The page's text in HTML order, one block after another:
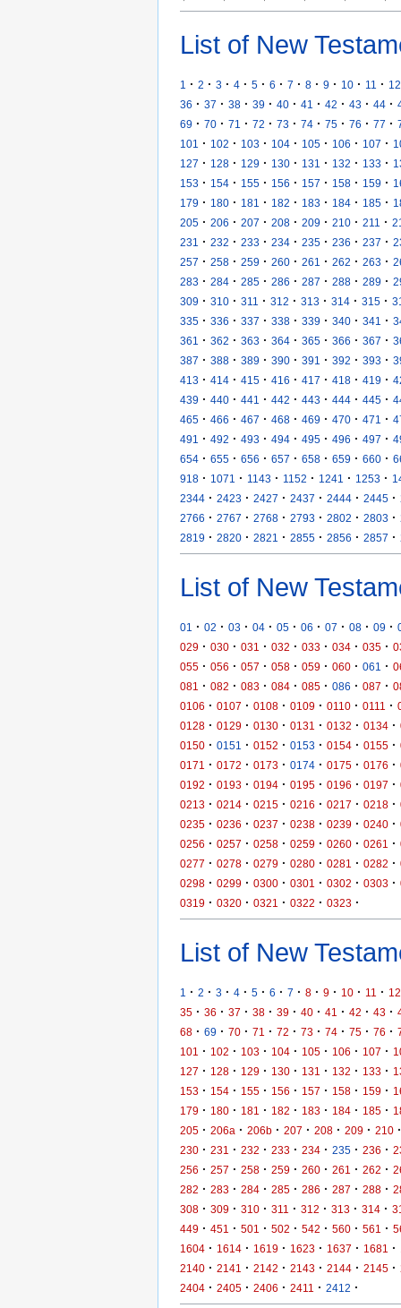
List of New
1 · 2 · 3 · 4 · 5 · 6 · 7 · 8 · 9 · 10 · 11 · 12
36 · 37 · 38 · 39 · 40 · 41 · 42 · 43 · 44 ·
69 · 70 · 71 · 72 · 73 · 74 · 75 · 76 · 77 ·
101
· 102 · 103 · 104 · 105 · 106 · 107 ·
127 · 128 · 129 · 130 · 131 · 132 · 133 ·
153 · 154 · 155 · 156 · 157 · 158 · 159 ·
179 · 180 · 181 · 182 · 183 · 184 · 185 ·
205 · 206 · 207 · 208 · 209 · 210 · 211 ·
231
· 232 · 233 · 234 · 235 · 236 · 237 ·
257 · 258 · 259 · 260 · 261 · 262 · 263 ·
283 · 284 · 285 · 286 · 287 · 288 · 289 ·
309 · 310 · 311 · 312 · 313 · 314 · 315 ·
335 · 336 · 337 · 338 · 339 · 340 · 341 ·
361
· 362 · 363 · 364 · 365 · 366 · 367 ·
387 · 388 · 389 · 390 · 391 · 392 · 393 ·
413 · 414 · 415 · 416 · 417 · 418 · 419 ·
439 · 440 · 441 · 442 · 443 · 444 · 445 ·
465 · 466 · 467 · 468 · 469 · 470 · 471 ·
491
· 492 · 493 · 494 · 495 · 496 · 497 ·
654 · 655 · 656 · 657 · 658 · 659 · 660 ·
918 · 1071 · 1143 · 1152 · 1241 · 1253 ·
2344 · 2423 · 2427 · 2437 · 2444 · 2445 ·
2766 · 2767 · 2768 · 2793 · 2802 · 2803 ·
2819 · 2820 · 2821 · 2855 · 2856 · 2857 ·
List of New
01 · 02 · 03 · 04 · 05 · 06 · 07 · 08 · 09 ·
029 · 030 · 031 · 032 · 033 · 034 · 035 ·
055 · 056 · 057 · 058 · 059 · 060 · 061 ·
081
· 082 · 083 · 084 · 085 · 086 · 087 ·
0106 · 0107 · 0108 · 0109 · 0110 · 0111 ·
0128 · 0129 · 0130 · 0131 · 0132 · 0134 ·
0150 · 0151 · 0152 · 0153 · 0154 · 0155 ·
0171
· 0172 · 0173 · 0174 · 0175 · 0176 ·
0192 · 0193 · 0194 · 0195 · 0196 · 0197 ·
0213 · 0214 · 0215 · 0216 · 0217 · 0218 ·
0235 · 0236 · 0237 · 0238 · 0239 · 0240 ·
0256 · 0257 · 0258 · 0259 · 0260 · 0261 ·
0277 · 0278 · 0279 · 0280 · 0281 · 0282 ·
0298 · 0299 · 0300 · 0301 · 0302 · 0303 ·
0319 · 0320 · 0321 · 0322 · 0323 ·
List of New
1 · 2 · 3 · 4 · 5 · 6 · 7 · 8 · 9 · 10 · 11 · 12
35 · 36 · 37 · 38 · 39 · 40 · 41 · 42 · 43 ·
68 · 69 · 70 · 71 · 72 · 73 · 74 · 75 · 76 ·
101
· 102 · 103 · 104 · 105 · 106 · 107 ·
127 · 128 · 129 · 130 · 131 · 132 · 133 ·
153 · 154 · 155 · 156 · 157 · 158 · 159 ·
179 · 180 · 181 · 182 · 183 · 184 · 185 ·
205 · 206a · 206b · 207 · 208 · 209 · 210 ·
230 · 231 · 232 · 233 · 234 · 235 · 236 ·
256 · 257 · 258 · 259 · 260 · 261 · 262 ·
282 · 283 · 284 · 285 · 286 · 287 · 288 ·
308 · 309 · 310 · 311 · 312 · 313 · 314 ·
449 · 451 · 501 · 502 · 542 · 560 · 561 ·
1604 · 1614 · 1619 · 1623 · 1637 · 1681 ·
2140 · 2141 · 2142 · 2143 · 2144 · 2145 ·
2404 · 2405 · 2406 · 2411 · 2412 ·